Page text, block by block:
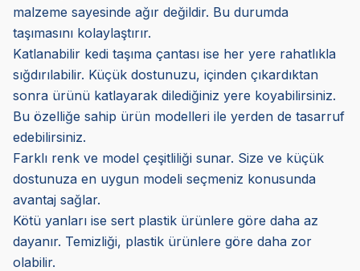
malzeme sayesinde ağır değildir. Bu durumda
taşımasını kolaylaştırır.
Katlanabilir kedi taşıma çantası ise her yere rahatlıkla
sığdırılabilir. Küçük dostunuzu, içinden çıkardıktan
sonra ürünü katlayarak dilediğiniz yere koyabilirsiniz.
Bu özelliğe sahip ürün modelleri ile yerden de tasarruf
edebilirsiniz.
Farklı renk ve model çeşitliliği sunar. Size ve küçük
dostunuza en uygun modeli seçmeniz konusunda
avantaj sağlar.
Kötü yanları ise sert plastik ürünlere göre daha az
dayanır. Temizliği, plastik ürünlere göre daha zor
olabilir.